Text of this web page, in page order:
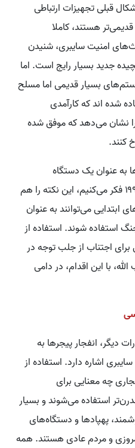
قبلی تجهیزات ارتباطی
هستند، کاملا
امنیت سایبری، شنیدن
جدید بسیار رایج است. اما
بسیار قدیمی اما مسلح
شده اند که کارآمدی
نشان می‌دهد که موفق شده
کنند.
به عنوان یک دستگاه
پراستفاده در دهه‌های ۱۹۸۰ و ۱۹۹۰ فکر می‌کنیم، این نکته را هم
ابتدایی می‌توانند به عنوان
استفاده شوند. استفاده از
اجتناب از جلب توجه در
با این اقدام، در دامی
دیگر، انفجار پیجرها به
اشاره دارد. استفاده از
چه معنایی برای
استفاده می‌شوند و بسیار
پهپادها و دستگاه‌های
و مردم عادی هستند. همه